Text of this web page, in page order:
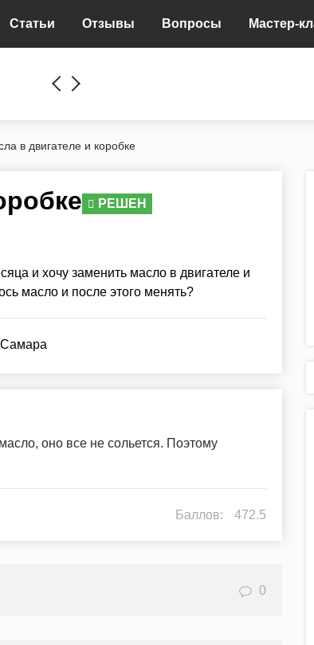
Статьи Отзывы Вопросы Мастер-
в двигателе и коробке
РЕШЕН
и хочу заменить масло в двигателе и
масло и после этого менять?
оно все не сольется. Поэтому
Баллов: 472.5
0